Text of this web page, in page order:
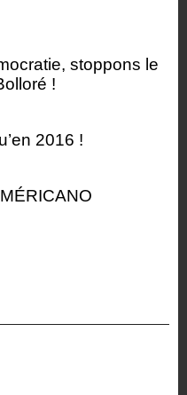
stoppons le
!
2016 !